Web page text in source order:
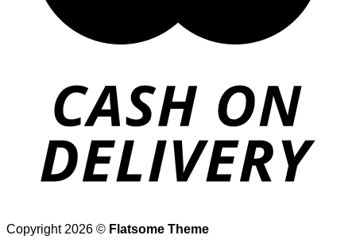
Copyright 2026 © Flatsome Theme